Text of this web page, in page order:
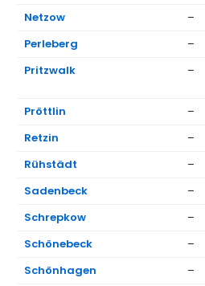
Netzow
–
Perleberg
–
Pritzwalk
–
Pröttlin –
Retzin
–
Rühstädt
–
Sadenbeck
–
Schrepkow
–
Schönebeck
–
Schönhagen
–